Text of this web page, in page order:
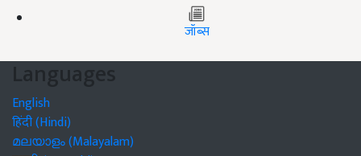
जॉब्स
Languages
English
हिंदी (Hindi)
മലയാളം (Malayalam)